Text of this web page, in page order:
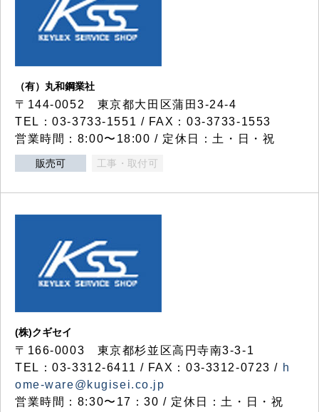
（有）丸和鋼業社
〒144-0052 東京都大田区蒲田3-24-4
TEL：03-3733-1551 / FAX：03-3733-1553
営業時間：8:00〜18:00 / 定休日：土・日・祝
販売可 工事・取付可
(株)クギセイ
〒166-0003 東京都杉並区高円寺南3-3-1
TEL：03-3312-6411 / FAX：03-3312-0723 / h
ome-ware@kugisei.co.jp
営業時間：8:30〜17：30 / 定休日：土・日・祝